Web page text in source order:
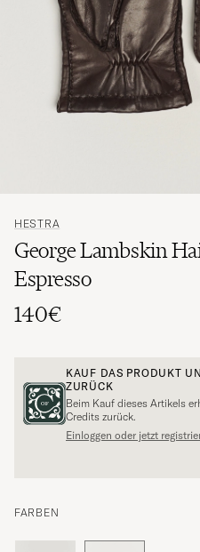
HESTRA
George Lambskin
Espresso
140€
KAUF DAS PRODUKT
ZURÜCK
Beim Kauf dieses Artikels
Credits zurück.
Einloggen oder jetzt
FARBEN